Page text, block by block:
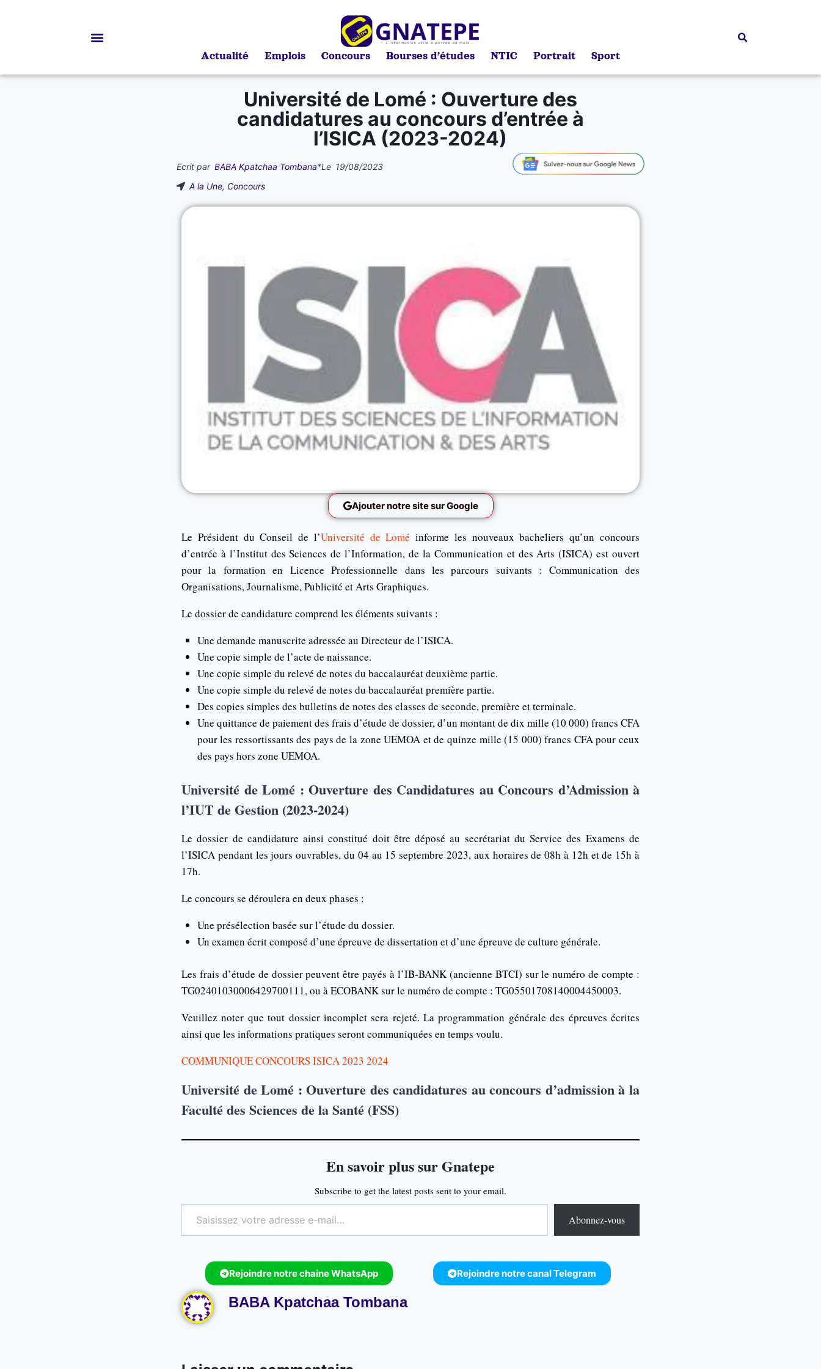
Actualité Emplois Concours Bourses d’études NTIC Portrait Sport
Université de Lomé : Ouverture des
candidatures au concours d’entrée à
l’ISICA (2023-2024)
Ecrit par BABA Kpatchaa Tombana*Le 19/08/2023
A la Une, Concours
Ajouter notre site sur Google
Le Président du Conseil de l’Université de Lomé informe les nouveaux bacheliers qu’un concours
d’entrée à l’Institut des Sciences de l’Information, de la Communication et des Arts (ISICA) est ouvert
pour la formation en Licence Professionnelle dans les parcours suivants : Communication des
Organisations, Journalisme, Publicité et Arts Graphiques.
Le dossier de candidature comprend les éléments suivants :
Une demande manuscrite adressée au Directeur de l’ISICA.
Une copie simple de l’acte de naissance.
Une copie simple du relevé de notes du baccalauréat deuxième partie.
Une copie simple du relevé de notes du baccalauréat première partie.
Des copies simples des bulletins de notes des classes de seconde, première et terminale.
Une quittance de paiement des frais d’étude de dossier, d’un montant de dix mille (10 000) francs CFA
pour les ressortissants des pays de la zone UEMOA et de quinze mille (15 000) francs CFA pour ceux
des pays hors zone UEMOA.
Université de Lomé : Ouverture des Candidatures au Concours d’Admission à
l’IUT de Gestion (2023-2024)
Le dossier de candidature ainsi constitué doit être déposé au secrétariat du Service des Examens de
l’ISICA pendant les jours ouvrables, du 04 au 15 septembre 2023, aux horaires de 08h à 12h et de 15h à
17h.
Le concours se déroulera en deux phases :
Une présélection basée sur l’étude du dossier.
Un examen écrit composé d’une épreuve de dissertation et d’une épreuve de culture générale.
Les frais d’étude de dossier peuvent être payés à l’IB-BANK (ancienne BTCI) sur le numéro de compte :
TG02401030006429700111, ou à ECOBANK sur le numéro de compte : TG05501708140004450003.
Veuillez noter que tout dossier incomplet sera rejeté. La programmation générale des épreuves écrites
ainsi que les informations pratiques seront communiquées en temps voulu.
COMMUNIQUE CONCOURS ISICA 2023 2024
Université de Lomé : Ouverture des candidatures au concours d’admission à la
Faculté des Sciences de la Santé (FSS)
En savoir plus sur Gnatepe
Subscribe to get the latest posts sent to your email.
Abonnez-vous
Rejoindre notre chaine WhatsApp Rejoindre notre canal Telegram
BABA Kpatchaa Tombana